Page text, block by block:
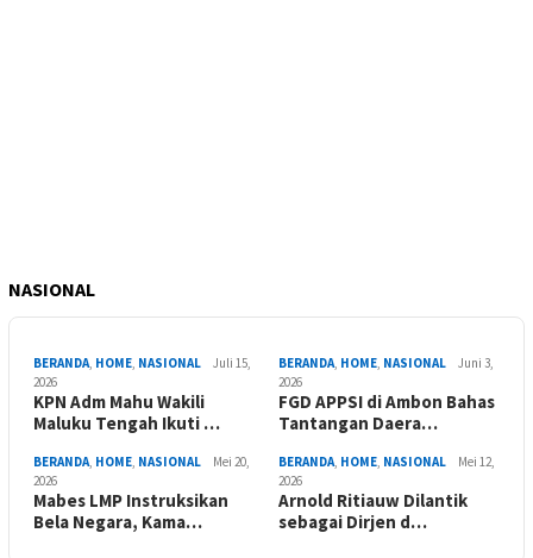
NASIONAL
BERANDA HOME NASIONAL
Juli 15,
2026
KPN Adm Mahu Wakili
Maluku Tengah Ikuti …
BERANDA HOME NASIONAL
Juni 3,
2026
FGD APPSI di Ambon Bahas
Tantangan Daera…
BERANDA HOME NASIONAL
Mei 20,
2026
Mabes LMP Instruksikan
Bela Negara, Kama…
BERANDA HOME NASIONAL
Mei 12,
2026
Arnold Ritiauw Dilantik
sebagai Dirjen d…